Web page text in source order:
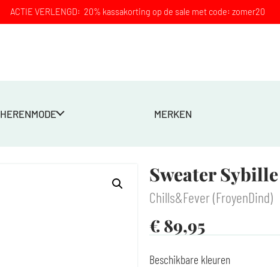
ACTIE VERLENGD: 20% kassakorting op de sale met code: zomer20
HERENMODE MERKEN
Sweater
Chills&Fever (FroyenDind)
€ 89,95
Beschikbare kleuren